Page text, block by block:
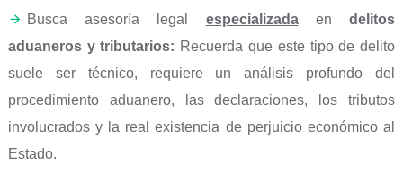
Busca asesoría legal especializadaendelitos
aduaneros y tributarios: Recuerda que este tipo de delito
suele ser técnico, requiere un análisis profundo del
procedimiento aduanero, las declaraciones, los tributos
involucrados y la real existencia de perjuicio económico al
Estado.